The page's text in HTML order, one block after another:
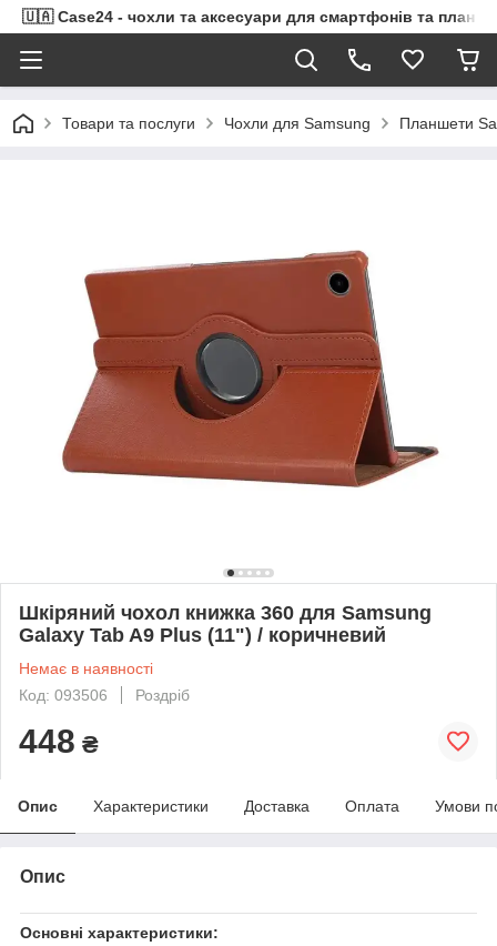
🇺🇦 Case24 - чохли та аксесуари для смартфонів та
Товари та послуги Чохли для Samsung Планшети
Шкіряний чохол книжка 360 для Samsung
Galaxy Tab A9 Plus (11") / коричневий
Немає в наявності
Код: 093506
Роздріб
448 ₴
Опис Характеристики Доставка Оплата Умови
Опис
Основні характеристики: